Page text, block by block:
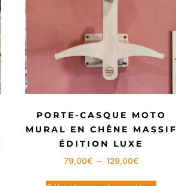
PORTE-CASQUE MOTO
MURAL EN CHÊNE MASSIF
ÉDITION LUXE
79,00€ – 129,00€